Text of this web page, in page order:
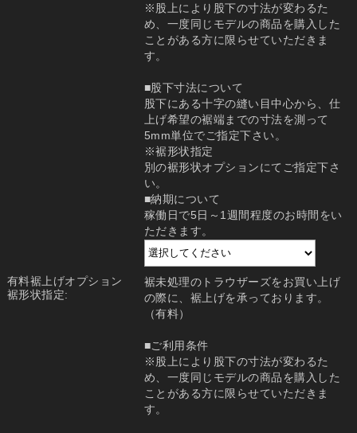
※股上により股下の寸法が変わるた
め、一度同じモデルの商品を購入した
ことがある方に限らせていただきま
す。
■股下寸法について
股下にある十字の縫い目中心から、仕
上げ希望の裾端までの寸法を測って
5mm単位でご指定下さい。
※裾形状指定
別の裾形状オプションにてご指定下さ
い。
■納期について
稼働日で5日～1週間程度のお時間をい
ただきます。
有料裾上げオプション
裾形状指定:
裾未処理のトラウザーズをお買い上げ
の際に、裾上げを承っております。
（有料）
■ご利用条件
※股上により股下の寸法が変わるた
め、一度同じモデルの商品を購入した
ことがある方に限らせていただきま
す。